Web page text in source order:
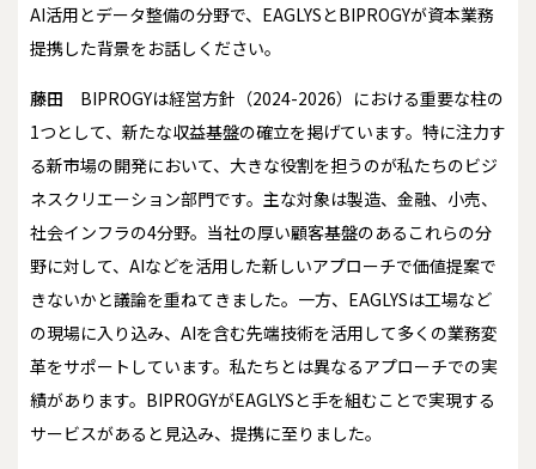
――AI活用とデータ整備の分野で、EAGLYSとBIPROGYが資本業務
提携した背景をお話しください。
藤田
BIPROGYは経営方針（2024-2026）における重要な柱の
1つとして、新たな収益基盤の確立を掲げています。特に注力す
る新市場の開発において、大きな役割を担うのが私たちのビジ
ネスクリエーション部門です。主な対象は製造、金融、小売、
社会インフラの4分野。当社の厚い顧客基盤のあるこれらの分
野に対して、AIなどを活用した新しいアプローチで価値提案で
きないかと議論を重ねてきました。一方、EAGLYSは工場など
の現場に入り込み、AIを含む先端技術を活用して多くの業務変
革をサポートしています。私たちとは異なるアプローチでの実
績があります。BIPROGYがEAGLYSと手を組むことで実現する
サービスがあると見込み、提携に至りました。